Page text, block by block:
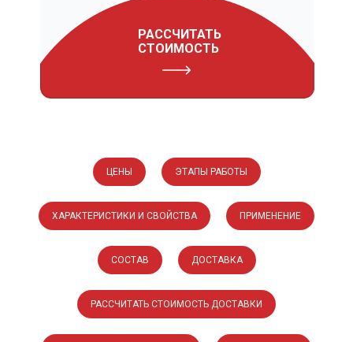
РАССЧИТАТЬ
СТОИМОСТЬ
ЦЕНЫ ЭТАПЫ РАБОТЫ
ХАРАКТЕРИСТИКИ И СВОЙСТВА ПРИМЕНЕНИЕ
СОСТАВ ДОСТАВКА
РАССЧИТАТЬ СТОИМОСТЬ ДОСТАВКИ